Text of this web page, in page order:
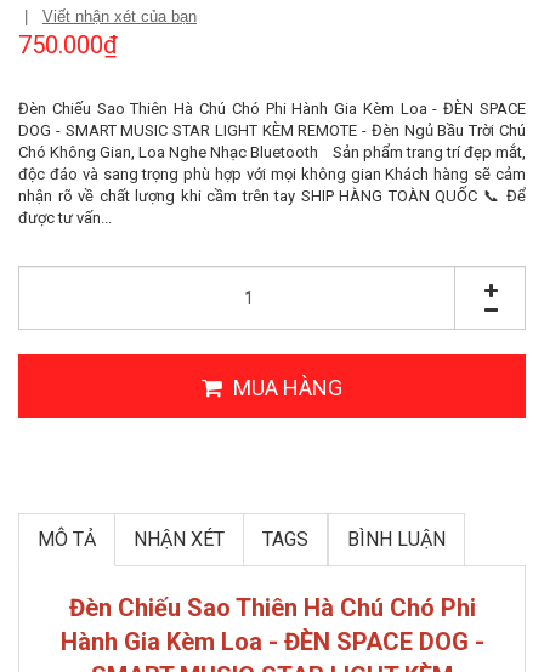
Viết nhận xét của bạn
750.000₫
Đèn Chiếu Sao Thiên Hà Chú Chó Phi Hành Gia Kèm Loa - ĐÈN SPACE
DOG - SMART MUSIC STAR LIGHT KÈM REMOTE - Đèn Ngủ Bầu Trời Chú
Chó Không Gian, Loa Nghe Nhạc Bluetooth Sản phẩm trang trí đẹp mắt,
độc đáo và sang trọng phù hợp với mọi không gian Khách hàng sẽ cảm
nhận rõ về chất lượng khi cầm trên tay SHIP HÀNG TOÀN QUỐC 📞 Để
được tư vấn...
MUA HÀNG
MÔ TẢ NHẬN XÉT TAGS BÌNH LUẬN
Đèn Chiếu Sao Thiên Hà Chú Chó Phi
Hành Gia Kèm Loa - ĐÈN SPACE DOG -